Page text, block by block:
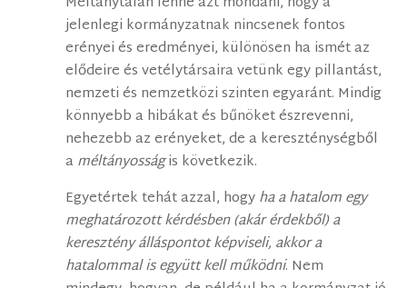
jelenlegi kormányzatnak nincsenek fontos
erényei és eredményei, különösen ha ismét az
elődeire és vetélytársaira vetünk egy pillantást,
nemzeti és nemzetközi szinten egyaránt. Mindig
könnyebb a hibákat és bűnöket észrevenni,
nehezebb az erényeket, de a kereszténységből
améltányosságis következik.
Egyetértek tehát azzal, hogyha a hatalom egy
meghatározott kérdésben (akár érdekből) a
keresztény álláspontot képviseli, akkor a
hatalommal is együtt kell működni. Nem